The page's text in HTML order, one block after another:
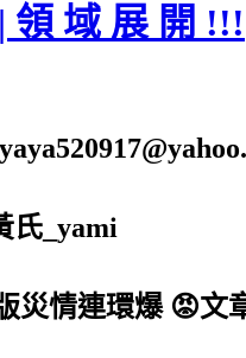
領 域 展 開 !!!
氏_yami
災情連環爆 😡